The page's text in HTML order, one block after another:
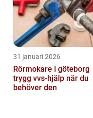
31 januari 2026
Rörmokare i göteborg
trygg vvs-hjälp när du
behöver den